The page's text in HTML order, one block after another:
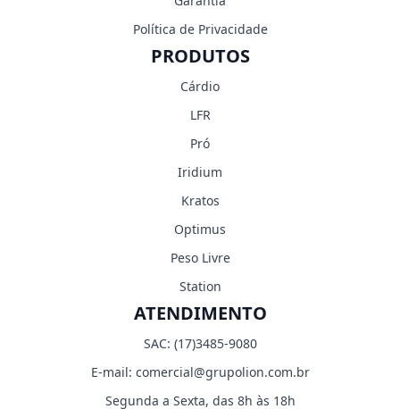
Política de Privacidade
PRODUTOS
Cárdio
LFR
Pró
Iridium
Kratos
Optimus
Peso Livre
Station
ATENDIMENTO
SAC: (17)3485-9080
E-mail: comercial@grupolion.com.br
Segunda a Sexta, das 8h às 18h